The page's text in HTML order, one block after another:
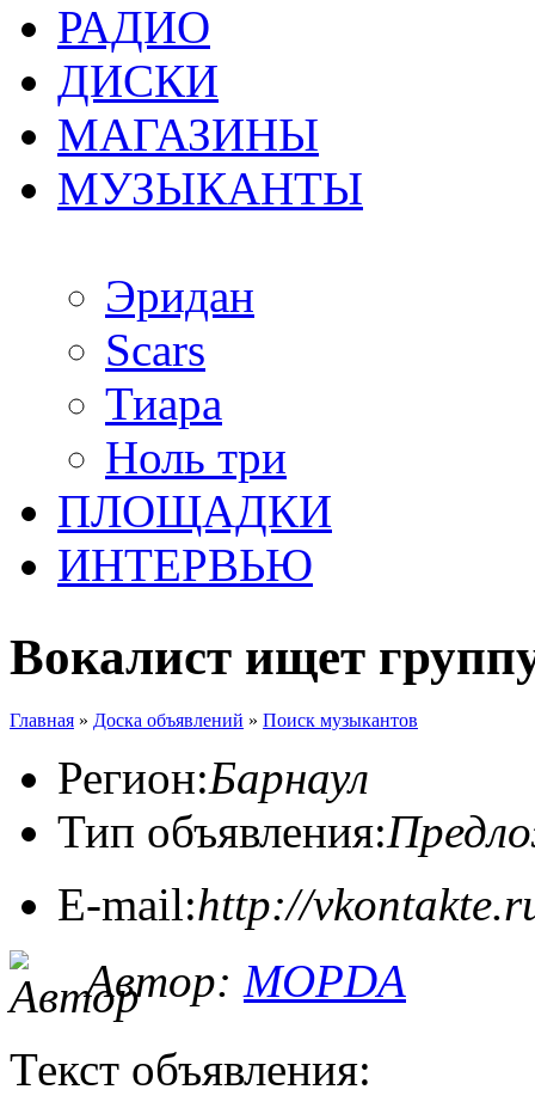
РАДИО
ДИСКИ
МАГАЗИНЫ
МУЗЫКАНТЫ
Эридан
Scars
Тиара
Ноль три
ПЛОЩАДКИ
ИНТЕРВЬЮ
Вокалист ищет
Главная » Доска объявлений » Поиск музыкантов
Регион:Барнаул
Тип объявления:
E-mail:http://
Автор: MOPDA
Текст объявления: